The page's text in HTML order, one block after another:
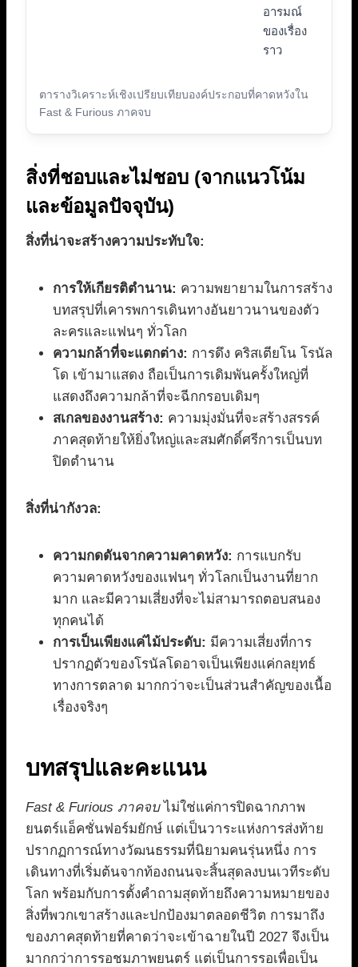
ตารางวิเคราะห์เชิงเปรียบเทียบองค์ประกอบที่คาดหวังใน
Fast & Furious ภาคจบ
อารมณ์
ของเรื่อง
ราว
สิ่งที่ชอบและไม่ชอบ (จากแนวโน้ม
และข้อมูลปัจจุบัน)
สิ่งที่น่าจะสร้างความประทับใจ:
การให้เกียรติตำนาน: ความพยายามในการสร้าง
บทสรุปที่เคารพการเดินทางอันยาวนานของตัว
ละครและแฟนๆ ทั่วโลก
ความกล้าที่จะแตกต่าง: การดึง คริสเตียโน โรนัล
โด เข้ามาแสดง ถือเป็นการเดิมพันครั้งใหญ่ที่
แสดงถึงความกล้าที่จะฉีกกรอบเดิมๆ
สเกลของงานสร้าง: ความมุ่งมั่นที่จะสร้างสรรค์
ภาคสุดท้ายให้ยิ่งใหญ่และสมศักดิ์ศรีการเป็นบท
ปิดตำนาน
สิ่งที่น่ากังวล:
ความกดดันจากความคาดหวัง: การแบกรับ
ความคาดหวังของแฟนๆ ทั่วโลกเป็นงานที่ยาก
มาก และมีความเสี่ยงที่จะไม่สามารถตอบสนอง
ทุกคนได้
การเป็นเพียงแค่ไม้ประดับ: มีความเสี่ยงที่การ
ปรากฏตัวของโรนัลโดอาจเป็นเพียงแค่กลยุทธ์
ทางการตลาด มากกว่าจะเป็นส่วนสำคัญของเนื้อ
เรื่องจริงๆ
บทสรุปและคะแนน
Fast & Furious ภาคจบไม่ใช่แค่การปิดฉากภาพ
ยนตร์แอ็คชั่นฟอร์มยักษ์ แต่เป็นวาระแห่งการส่งท้าย
ปรากฏการณ์ทางวัฒนธรรมที่นิยามคนรุ่นหนึ่ง การ
เดินทางที่เริ่มต้นจากท้องถนนจะสิ้นสุดลงบนเวทีระดับ
โลก พร้อมกับการตั้งคำถามสุดท้ายถึงความหมายของ
สิ่งที่พวกเขาสร้างและปกป้องมาตลอดชีวิต การมาถึง
ของภาคสุดท้ายที่คาดว่าจะเข้าฉายในปี 2027 จึงเป็น
มากกว่าการรอชมภาพยนตร์ แต่เป็นการรอเพื่อเป็น